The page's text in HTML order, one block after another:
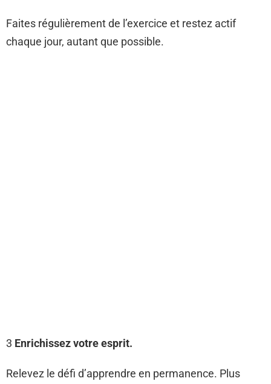
Faites régulièrement de l’exercice et restez actif
chaque jour, autant que possible.
3 Enrichissez votre esprit.
Relevez le défi d’apprendre en permanence. Plus